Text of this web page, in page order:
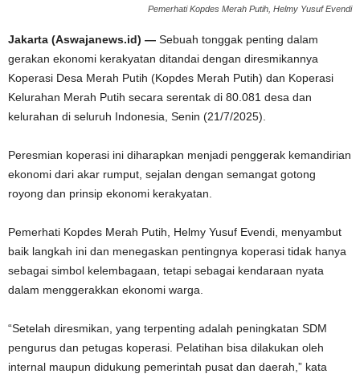
Pemerhati Kopdes Merah Putih, Helmy Yusuf Evendi
Jakarta (Aswajanews.id) — Sebuah tonggak penting dalam
gerakan ekonomi kerakyatan ditandai dengan diresmikannya
Koperasi Desa Merah Putih (Kopdes Merah Putih) dan Koperasi
Kelurahan Merah Putih secara serentak di 80.081 desa dan
kelurahan di seluruh Indonesia, Senin (21/7/2025).
Peresmian koperasi ini diharapkan menjadi penggerak kemandirian
ekonomi dari akar rumput, sejalan dengan semangat gotong
royong dan prinsip ekonomi kerakyatan.
Pemerhati Kopdes Merah Putih, Helmy Yusuf Evendi, menyambut
baik langkah ini dan menegaskan pentingnya koperasi tidak hanya
sebagai simbol kelembagaan, tetapi sebagai kendaraan nyata
dalam menggerakkan ekonomi warga.
“Setelah diresmikan, yang terpenting adalah peningkatan SDM
pengurus dan petugas koperasi. Pelatihan bisa dilakukan oleh
internal maupun didukung pemerintah pusat dan daerah,” kata